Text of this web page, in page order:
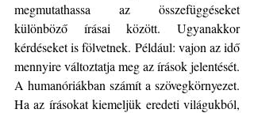
megmutathassa az összefüggéseket
különböző írásai között. Ugyanakkor
kérdéseket is fölvetnek. Például: vajon az idő
mennyire változtatja meg az írások jelentését.
A humanóriákban számít a szövegkörnyezet.
Ha az írásokat kiemeljük eredeti világukból,